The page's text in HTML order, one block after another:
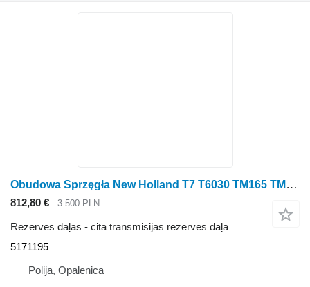
Obudowa Sprzęgła New Holland T7 T6030 TM165 TM155 TM150 TM140 TM145 Sajūga korpuss 5171195 paredzēts New Holland T7 T6030 TM165 TM155 TM150 TM140 TM145 riteņtraktora
812,80 € 3 500 PLN
Rezerves daļas - cita transmisijas rezerves daļa
5171195
Polija, Opalenica